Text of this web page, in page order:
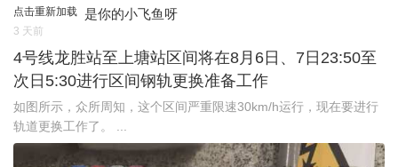
点击重新加载 是你的小飞鱼呀
3 天前
4号线龙胜站至上塘站区间将在8月6日、7日23:50至
次日5:30进行区间钢轨更换准备工作
如图所示，众所周知，这个区间严重限速30km/h运行，现在要进行
轨道更换工作了。 ...